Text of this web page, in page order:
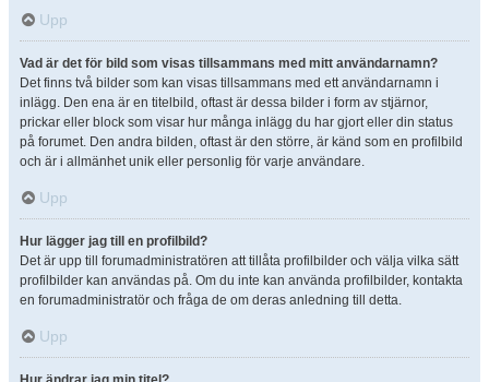
Upp
Vad är det för bild som visas tillsammans med mitt användarnamn?
Det finns två bilder som kan visas tillsammans med ett användarnamn i
inlägg. Den ena är en titelbild, oftast är dessa bilder i form av stjärnor,
prickar eller block som visar hur många inlägg du har gjort eller din status
på forumet. Den andra bilden, oftast är den större, är känd som en profilbild
och är i allmänhet unik eller personlig för varje användare.
Upp
Hur lägger jag till en profilbild?
Det är upp till forumadministratören att tillåta profilbilder och välja vilka sätt
profilbilder kan användas på. Om du inte kan använda profilbilder, kontakta
en forumadministratör och fråga de om deras anledning till detta.
Upp